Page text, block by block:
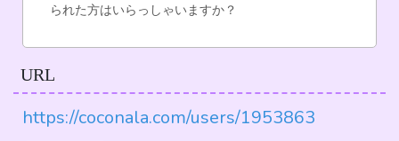
られた方はいらっしゃいますか？
URL
https://coconala.com/users/1953863